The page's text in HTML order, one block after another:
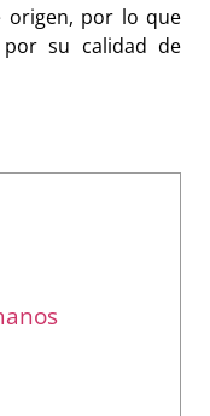
origen, por lo que
su calidad de